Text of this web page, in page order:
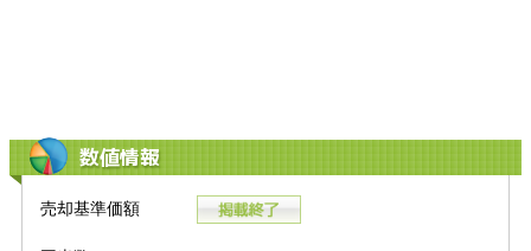
数値情報
売却基準価額